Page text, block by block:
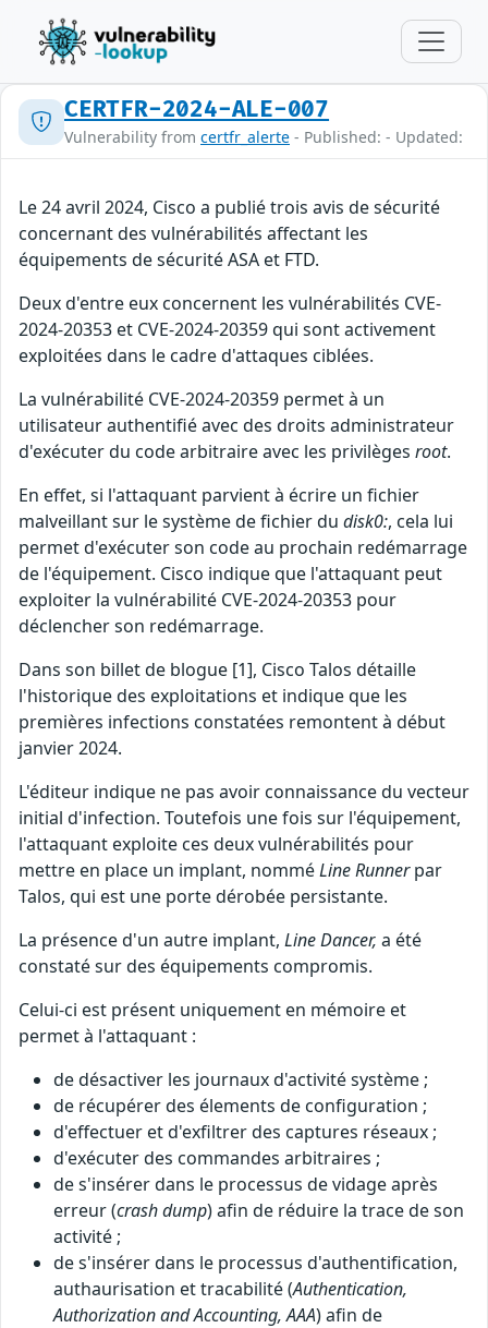
CERTFR-2024-ALE-007
Vulnerability from certfr_alerte - Published: - Updated:
Le 24 avril 2024, Cisco a publié trois avis de sécurité
concernant des vulnérabilités affectant les
équipements de sécurité ASA et FTD.
Deux d'entre eux concernent les vulnérabilités CVE-
2024-20353 et CVE-2024-20359 qui sont activement
exploitées dans le cadre d'attaques ciblées.
La vulnérabilité CVE-2024-20359 permet à un
utilisateur authentifié avec des droits administrateur
d'exécuter du code arbitraire avec les privilèges root.
En effet, si l'attaquant parvient à écrire un fichier
malveillant sur le système de fichier du disk0:, cela lui
permet d'exécuter son code au prochain redémarrage
de l'équipement. Cisco indique que l'attaquant peut
exploiter la vulnérabilité CVE-2024-20353 pour
déclencher son redémarrage.
Dans son billet de blogue [1], Cisco Talos détaille
l'historique des exploitations et indique que les
premières infections constatées remontent à début
janvier 2024.
L'éditeur indique ne pas avoir connaissance du vecteur
initial d'infection. Toutefois une fois sur l'équipement,
l'attaquant exploite ces deux vulnérabilités pour
mettre en place un implant, nomméLine Runnerpar
Talos, qui est une porte dérobée persistante.
La présence d'un autre implant, Line Dancer, a été
constaté sur des équipements compromis.
Celui-ci est présent uniquement en mémoire et
permet à l'attaquant :
de désactiver les journaux d'activité système ;
de récupérer des élements de configuration ;
d'effectuer et d'exfiltrer des captures réseaux ;
d'exécuter des commandes arbitraires ;
de s'insérer dans le processus de vidage après
erreur (crash dump) afin de réduire la trace de son
activité ;
de s'insérer dans le processus d'authentification,
authaurisation et tracabilité (Authentication,
Authorization and Accounting, AAA) afin de